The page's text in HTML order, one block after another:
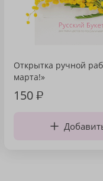
Открытка ручной
марта!»
150₽